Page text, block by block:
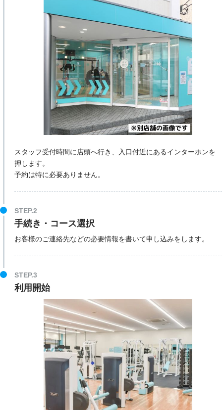
スタッフ受付時間に店頭へ行き、入口付近にあるインターホンを
押します。
予約は特に必要ありません。
STEP.2
手続き・コース選択
お客様のご連絡先などの必要情報を書いて申し込みをします。
STEP.3
利用開始